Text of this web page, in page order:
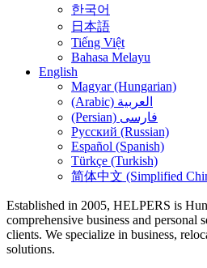
한국어
日本語
Tiếng Việt
Bahasa Melayu
English
Magyar (Hungarian)
(Arabic) العربية
(Persian) فارسی
Русский (Russian)
Español (Spanish)
Türkçe (Turkish)
简体中文 (Simplified
Established in 2005, HELPERS is
comprehensive business and personal
clients. We specialize in business,
solutions.